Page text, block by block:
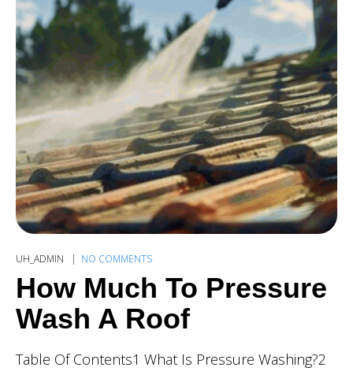
UH_ADMIN NO COMMENTS
How Much To Pressure
Wash A Roof
Table Of Contents1 What Is Pressure Washing?2